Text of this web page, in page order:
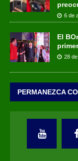
6 de
El
28
PERMANEZCA